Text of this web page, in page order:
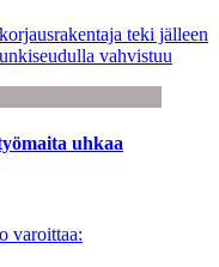
teki jälleen
vahvistuu
uhkaa
varoittaa: